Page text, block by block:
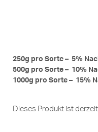
250g pro Sorte – 5%
500g pro Sorte – 10%
1000g pro Sorte – 15%
Dieses Produkt ist